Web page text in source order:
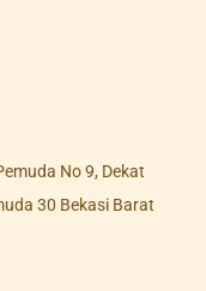
No 9, Dekat
30 Bekasi Barat